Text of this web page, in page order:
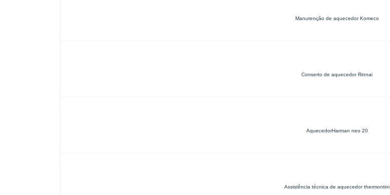
Manutenção de aquecedor Komeco
Conserto de aquecedor Rinnai
AquecedorHarman neo 20
Assistência técnica de aquecedor thermontini